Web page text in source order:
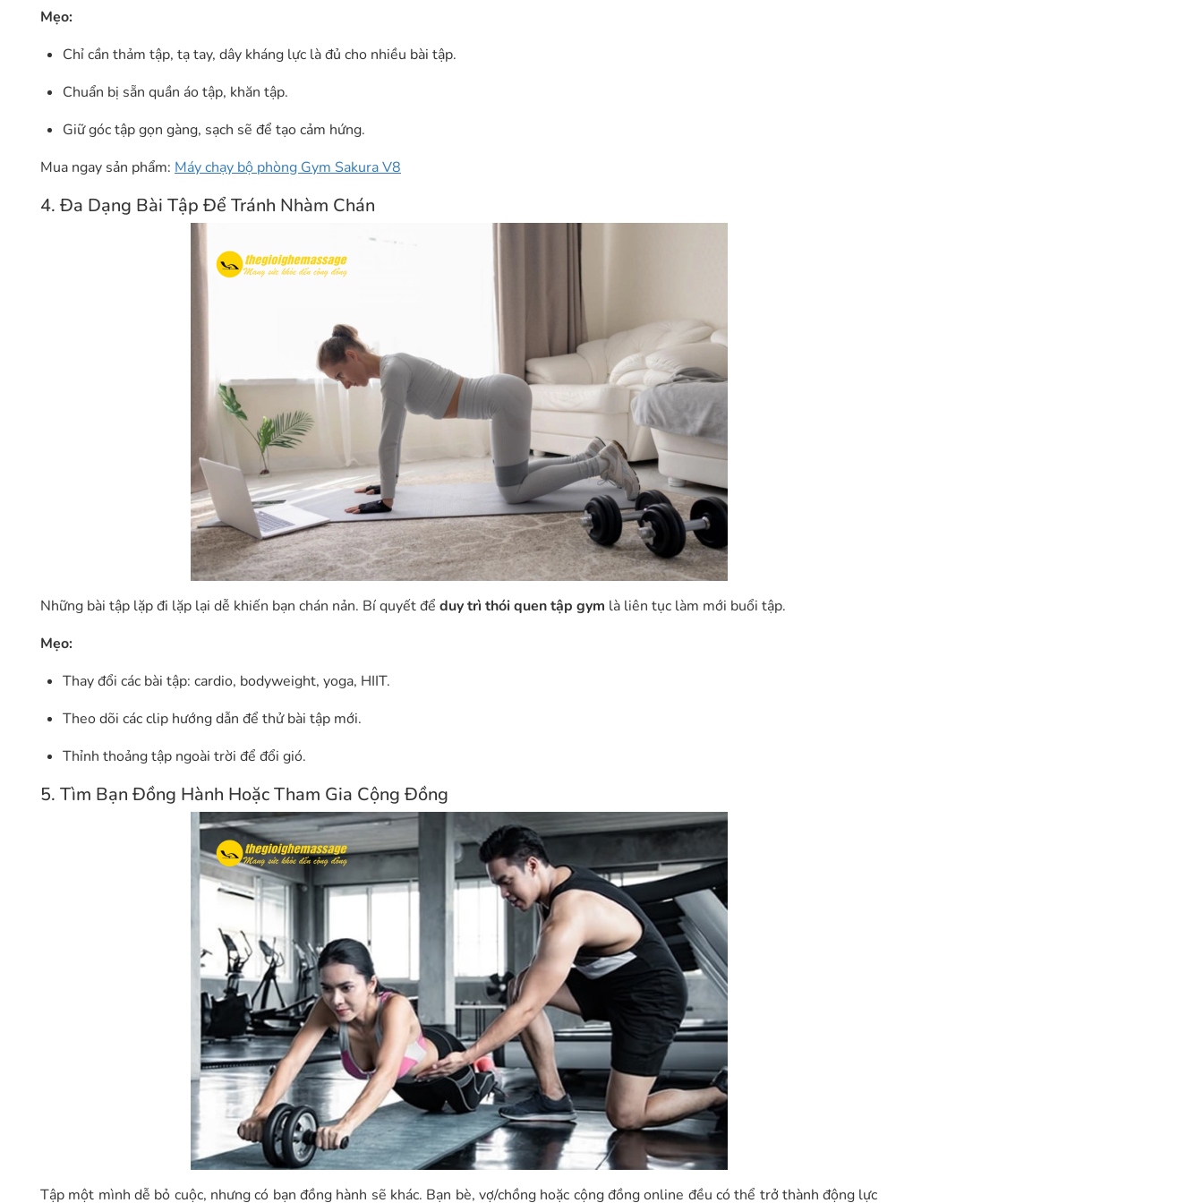
Mẹo:
Chỉ cần thảm tập, tạ tay, dây kháng lực là đủ cho nhiều bài tập.
Chuẩn bị sẵn quần áo tập, khăn tập.
Giữ góc tập gọn gàng, sạch sẽ để tạo cảm hứng.
Mua ngay sản phẩm: Máy chạy bộ phòng Gym Sakura V8
4. Đa Dạng Bài Tập Để Tránh Nhàm Chán
Những bài tập lặp đi lặp lại dễ khiến bạn chán nản. Bí quyết để duy trì thói quen tập gym là liên tục làm mới buổi tập.
Mẹo:
Thay đổi các bài tập: cardio, bodyweight, yoga, HIIT.
Theo dõi các clip hướng dẫn để thử bài tập mới.
Thỉnh thoảng tập ngoài trời để đổi gió.
5. Tìm Bạn Đồng Hành Hoặc Tham Gia Cộng Đồng
Tập một mình dễ bỏ cuộc, nhưng có bạn đồng hành sẽ khác. Bạn bè, vợ/chồng hoặc cộng đồng online đều có thể trở thành động lực